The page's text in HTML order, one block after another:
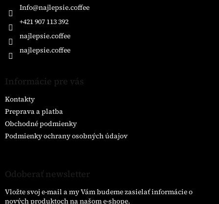
Info@najlepsie.coffee
+421 907 113 392
najlepsie.coffee
najlepsie.coffee
Informácie pre vás
Kontakty
Preprava a platba
Obchodné podmienky
Podmienky ochrany osobných údajov
Odoberať newsletter
Vložte svoj e-mail a my Vám budeme zasielať informácie o
nových produktoch na našom e-shope.